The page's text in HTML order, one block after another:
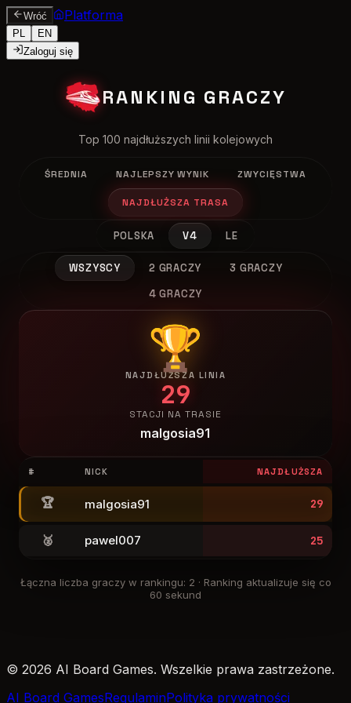
Wróć Platforma
PL
EN
Zaloguj się
RANKING GRACZY
Top 100 najdłuższych linii kolejowych
ŚREDNIA NAJLEPSZY WYNIK ZWYCIĘSTWA
NAJDŁUŻSZA TRASA
POLSKA V4 LE
WSZYSCY 2 GRACZY
3 GRACZY
4 GRACZY
🏆
NAJDŁUŻSZA LINIA
29
STACJI NA TRASIE
malgosia91
# NICK NAJDŁUŻSZA
🏆 malgosia91 29
🥈 pawel007 25
Łączna liczba graczy w rankingu: 2 · Ranking aktualizuje się co
60 sekund
© 2026 AI Board Games. Wszelkie prawa zastrzeżone.
AI Board GamesRegulaminPolityka prywatności